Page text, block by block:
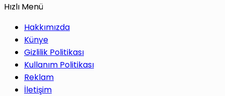
Hızlı Menü
Hakkımızda
Künye
Gizlilik Politikası
Kullanım Politikası
Reklam
İletişim